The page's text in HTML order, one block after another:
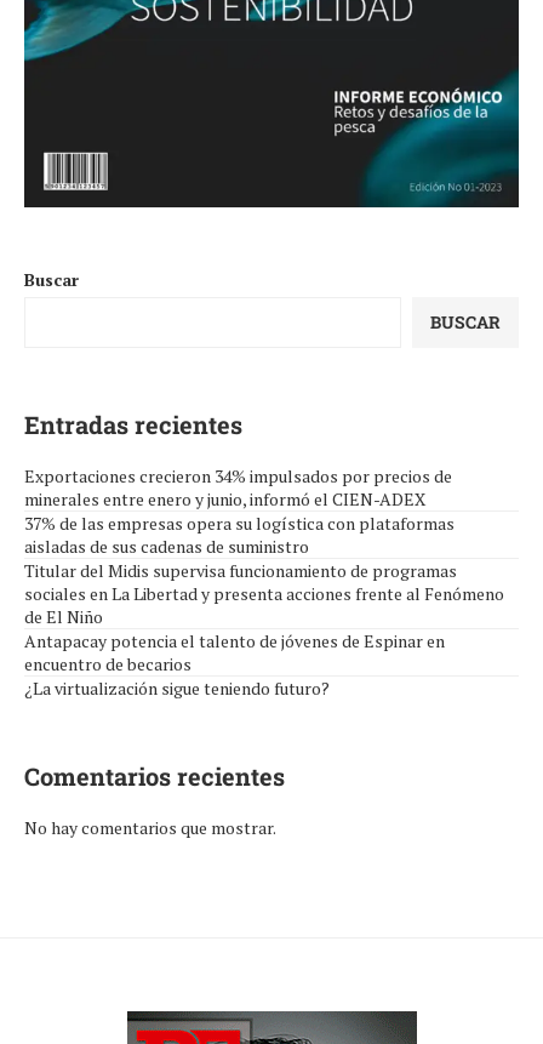
Buscar
BUSCAR
Entradas recientes
Exportaciones crecieron 34% impulsados por precios de
minerales entre enero y junio, informó el CIEN-ADEX
37% de las empresas opera su logística con plataformas
aisladas de sus cadenas de suministro
Titular del Midis supervisa funcionamiento de programas
sociales en La Libertad y presenta acciones frente al Fenómeno
de El Niño
Antapacay potencia el talento de jóvenes de Espinar en
encuentro de becarios
¿La virtualización sigue teniendo futuro?
Comentarios recientes
No hay comentarios que mostrar.